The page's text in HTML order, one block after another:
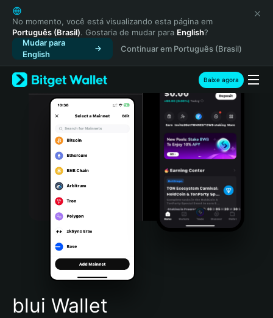
English
日本語
Tiếng Việt
Русский
Español (Latinoamérica)
Türkçe
Italiano
Português (Portugal)
Bahasa Indonesia
Português (Brasil)
Español (Argentina)
No momento, você está visualizando esta página em
Português (Brasil). Gostaria de mudar para English?
Mudar para
English
Continuar em Português (Brasil)
Baixe agora
blui Wallet